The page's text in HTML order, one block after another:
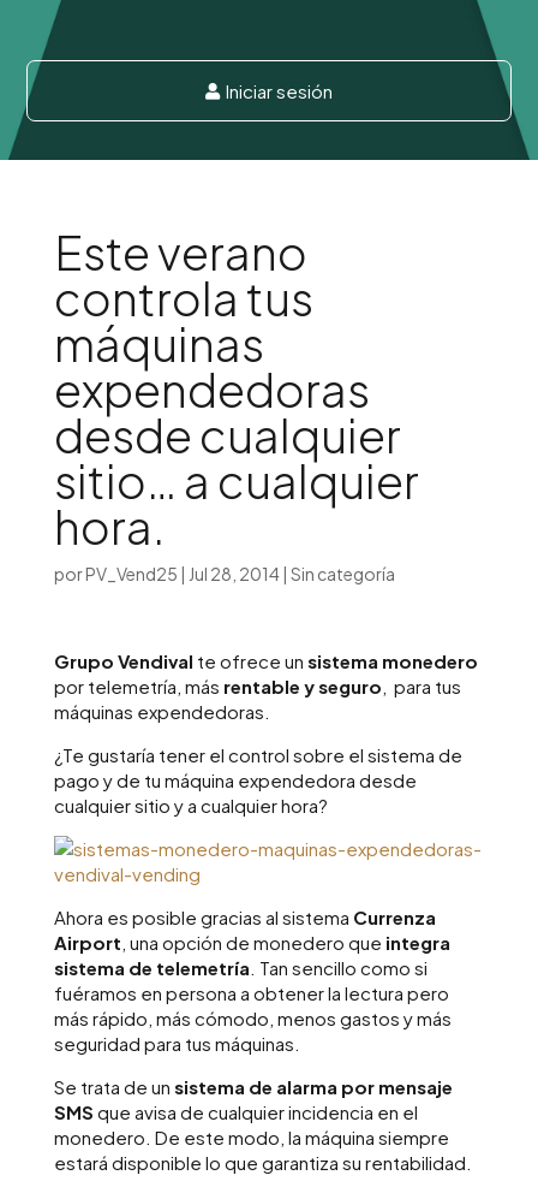
 Iniciar sesión
Este verano
controla tus
máquinas
expendedoras
desde cualquier
sitio… a cualquier
hora.
porPV_Vend25 | Jul 28, 2014| Sin categoría
Grupo Vendival te ofrece un sistema monedero
por telemetría, más rentable y seguro , para tus
máquinas expendedoras.
¿Te gustaría tener el control sobre el sistema de
pago y de tu máquina expendedora desde
cualquier sitio y a cualquier hora?
Ahora es posible gracias al sistema Currenza
Airport , una opción de monedero que integra
sistema de telemetría . Tan sencillo como si
fuéramos en persona a obtener la lectura pero
más rápido, más cómodo, menos gastos y más
seguridad para tus máquinas.
Se trata de un sistema de alarma por mensaje
SMS que avisa de cualquier incidencia en el
monedero. De este modo, la máquina siempre
estará disponible lo que garantiza su rentabilidad.